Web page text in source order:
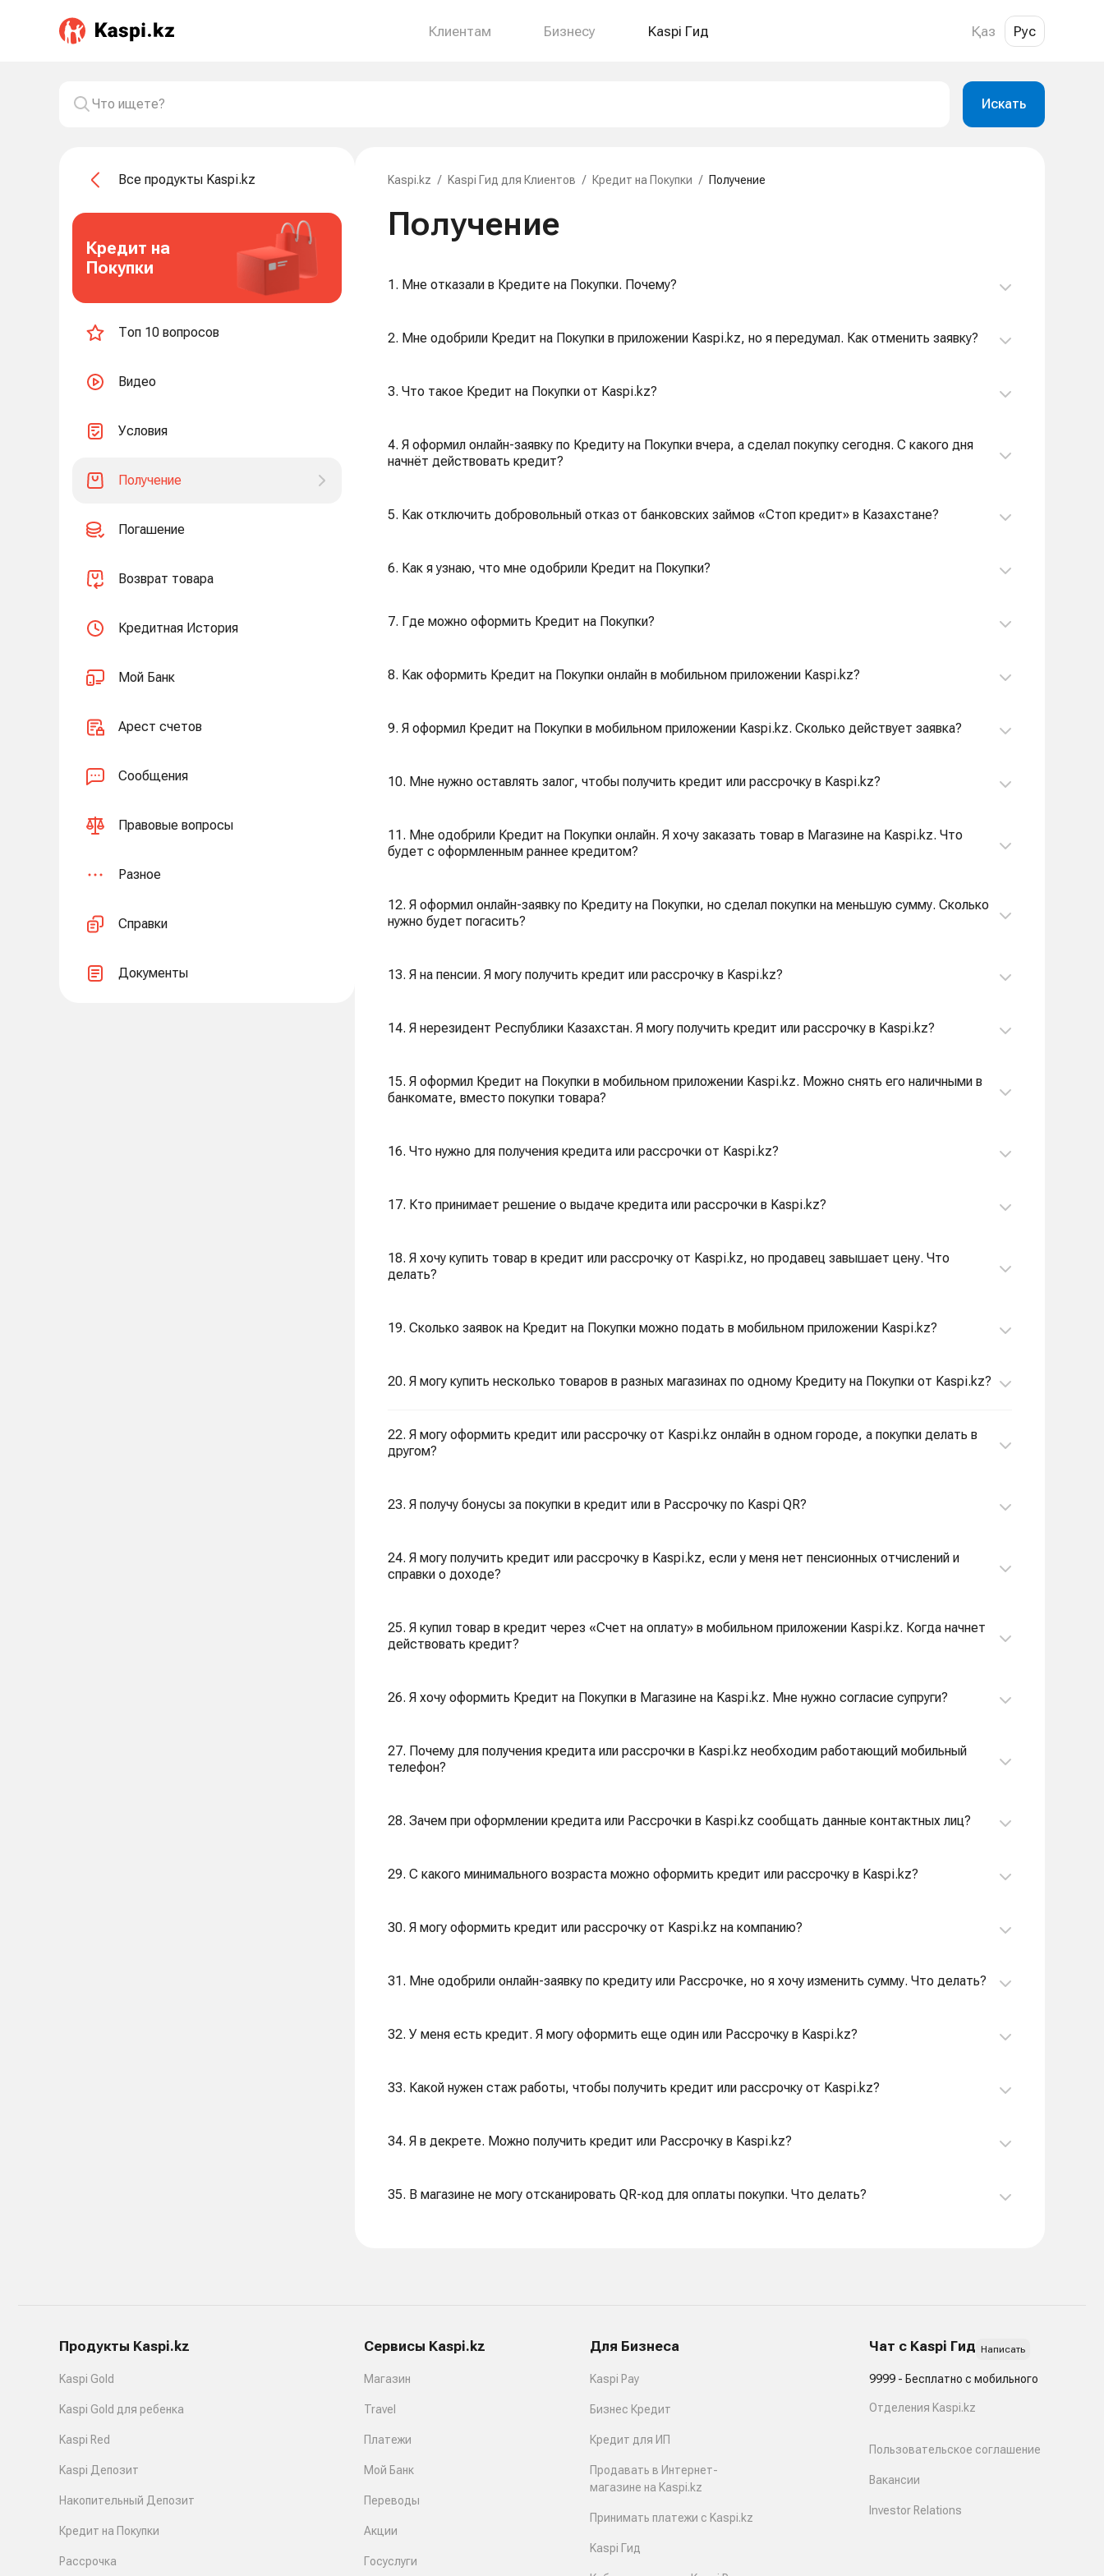
Клиентам Бизнесу Kaspi Гид Қаз Рус
Искать
Все продукты Kaspi.kz
Кредит на
Покупки
Топ 10 вопросов
Видео
Условия
Получение
Погашение
Возврат товара
Кредитная История
Мой Банк
Арест счетов
Сообщения
Правовые вопросы
Разное
Справки
Документы
Kaspi.kz / Kaspi Гид для Клиентов / Кредит на Покупки / Получение
Получение
1. Мне отказали в Кредите на Покупки. Почему?
2. Мне одобрили Кредит на Покупки в приложении Kaspi.kz, но я передумал. Как отменить заявку?
3. Что такое Кредит на Покупки от Kaspi.kz?
4. Я оформил онлайн-заявку по Кредиту на Покупки вчера, а сделал покупку сегодня. С какого дня
начнёт действовать кредит?
5. Как отключить добровольный отказ от банковских займов «Стоп кредит» в Казахстане?
6. Как я узнаю, что мне одобрили Кредит на Покупки?
7. Где можно оформить Кредит на Покупки?
8. Как оформить Кредит на Покупки онлайн в мобильном приложении Kaspi.kz?
9. Я оформил Кредит на Покупки в мобильном приложении Kaspi.kz. Сколько действует заявка?
10. Мне нужно оставлять залог, чтобы получить кредит или рассрочку в Kaspi.kz?
11. Мне одобрили Кредит на Покупки онлайн. Я хочу заказать товар в Магазине на Kaspi.kz. Что
будет с оформленным раннее кредитом?
12. Я оформил онлайн-заявку по Кредиту на Покупки, но сделал покупки на меньшую сумму. Сколько
нужно будет погасить?
13. Я на пенсии. Я могу получить кредит или рассрочку в Kaspi.kz?
14. Я нерезидент Республики Казахстан. Я могу получить кредит или рассрочку в Kaspi.kz?
15. Я оформил Кредит на Покупки в мобильном приложении Kaspi.kz. Можно снять его наличными в
банкомате, вместо покупки товара?
16. Что нужно для получения кредита или рассрочки от Kaspi.kz?
17. Кто принимает решение о выдаче кредита или рассрочки в Kaspi.kz?
18. Я хочу купить товар в кредит или рассрочку от Kaspi.kz, но продавец завышает цену. Что
делать?
19. Сколько заявок на Кредит на Покупки можно подать в мобильном приложении Kaspi.kz?
20. Я могу купить несколько товаров в разных магазинах по одному Кредиту на Покупки от Kaspi.kz?
22. Я могу оформить кредит или рассрочку от Kaspi.kz онлайн в одном городе, а покупки делать в
другом?
23. Я получу бонусы за покупки в кредит или в Рассрочку по Kaspi QR?
24. Я могу получить кредит или рассрочку в Kaspi.kz, если у меня нет пенсионных отчислений и
справки о доходе?
25. Я купил товар в кредит через «Счет на оплату» в мобильном приложении Kaspi.kz. Когда начнет
действовать кредит?
26. Я хочу оформить Кредит на Покупки в Магазине на Kaspi.kz. Мне нужно согласие супруги?
27. Почему для получения кредита или рассрочки в Kaspi.kz необходим работающий мобильный
телефон?
28. Зачем при оформлении кредита или Рассрочки в Kaspi.kz сообщать данные контактных лиц?
29. С какого минимального возраста можно оформить кредит или рассрочку в Kaspi.kz?
30. Я могу оформить кредит или рассрочку от Kaspi.kz на компанию?
31. Мне одобрили онлайн-заявку по кредиту или Рассрочке, но я хочу изменить сумму. Что делать?
32. У меня есть кредит. Я могу оформить еще один или Рассрочку в Kaspi.kz?
33. Какой нужен стаж работы, чтобы получить кредит или рассрочку от Kaspi.kz?
34. Я в декрете. Можно получить кредит или Рассрочку в Kaspi.kz?
35. В магазине не могу отсканировать QR-код для оплаты покупки. Что делать?
Продукты Kaspi.kz
Kaspi Gold
Kaspi Gold для ребенка
Kaspi Red
Kaspi Депозит
Накопительный Депозит
Кредит на Покупки
Рассрочка
Сервисы Kaspi.kz
Магазин
Travel
Платежи
Мой Банк
Переводы
Акции
Госуслуги
Для Бизнеса
Kaspi Pay
Бизнес Кредит
Кредит для ИП
Продавать в Интернет-
магазине на Kaspi.kz
Принимать платежи с Kaspi.kz
Kaspi Гид
Чат с Kaspi Гид Написать
9999 - Бесплатно с мобильного
Отделения Kaspi.kz
Пользовательское соглашение
Вакансии
Investor Relations